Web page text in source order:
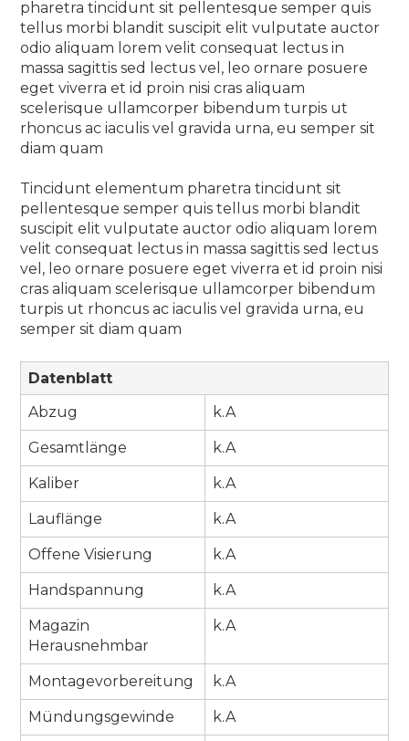
pharetra tincidunt sit pellentesque semper quis
tellus morbi blandit suscipit elit vulputate auctor
odio aliquam lorem velit consequat lectus in
massa sagittis sed lectus vel, leo ornare posuere
eget viverra et id proin nisi cras aliquam
scelerisque ullamcorper bibendum turpis ut
rhoncus ac iaculis vel gravida urna, eu semper sit
diam quam
Tincidunt elementum pharetra tincidunt sit
pellentesque semper quis tellus morbi blandit
suscipit elit vulputate auctor odio aliquam lorem
velit consequat lectus in massa sagittis sed lectus
vel, leo ornare posuere eget viverra et id proin nisi
cras aliquam scelerisque ullamcorper bibendum
turpis ut rhoncus ac iaculis vel gravida urna, eu
semper sit diam quam
Datenblatt
Abzug
k.A
Gesamtlänge k.A
Kaliber k.A
Lauflänge k.A
Offene Visierung k.A
Handspannung k.A
Magazin
Herausnehmbar
k.A
Montagevorbereitung k.A
Mündungsgewinde k.A